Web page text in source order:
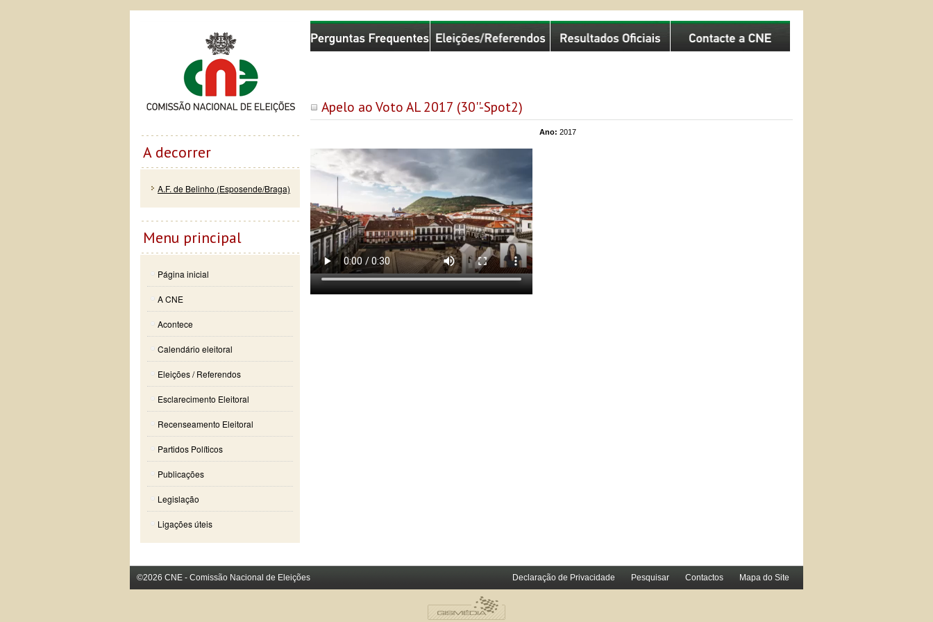
Apelo ao Voto AL 2017 (30''-Spot2)
Ano: 2017
Comissão Nacional de Eleições
A decorrer
A.F. de Belinho (Esposende/Braga)
Menu principal
Página inicial
A CNE
Acontece
Calendário eleitoral
Eleições / Referendos
Esclarecimento Eleitoral
Recenseamento Eleitoral
Partidos Políticos
Publicações
Legislação
Ligações úteis
©2026 CNE - Comissão Nacional de Eleições Declaração de Privacidade Pesquisar Contactos Mapa do Site